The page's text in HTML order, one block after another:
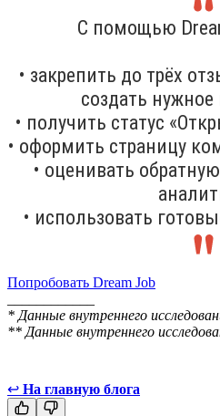
С помощью
• закрепить до трёх
создать нужное
• получить статус
• оформить страницу
• оценивать
• использовать
Попробовать Dream Job
* Данные внутреннего
** Данные внутреннего
↩ На главную блога